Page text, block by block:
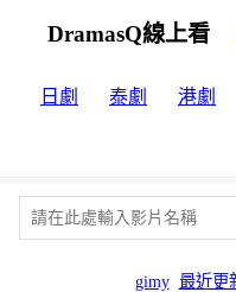
DramasQ線上看
日劇 泰劇 港劇
gimy 最近更